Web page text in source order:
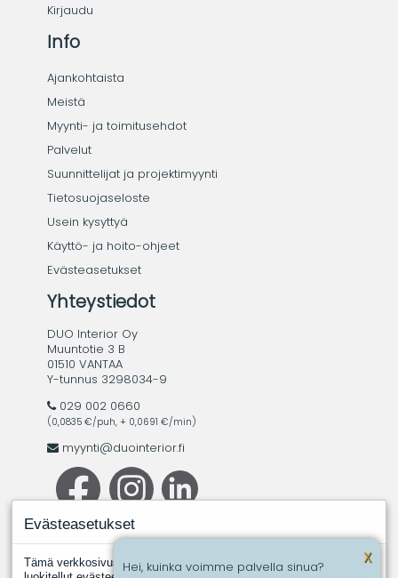
Kirjaudu
Info
Ajankohtaista
Meistä
Myynti- ja toimitusehdot
Palvelut
Suunnittelijat ja projektimyynti
Tietosuojaseloste
Usein kysyttyä
Käyttö- ja hoito-ohjeet
Evästeasetukset
Yhteystiedot
DUO Interior Oy
Muuntotie 3 B
01510 VANTAA
Y-tunnus 3298034-9
029 002 0660
(0,0835 €/puh, + 0,0691 €/min)
myynti@duointerior.fi
X
Hei, kuinka voimme palvella sinua?
Evästeasetukset
Tämä verkkosivusto käyttää evästeitä. Evästeistä välttämättömiksi